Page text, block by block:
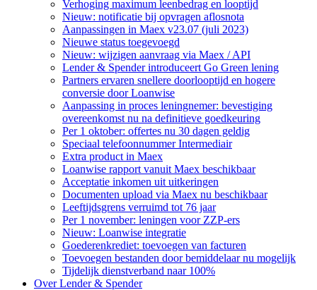
Verhoging maximum leenbedrag en looptijd
Nieuw: notificatie bij opvragen aflosnota
Aanpassingen in Maex v23.07 (juli 2023)
Nieuwe status toegevoegd
Nieuw: wijzigen aanvraag via Maex / API
Lender & Spender introduceert Go Green lening
Partners ervaren snellere doorlooptijd en hogere
conversie door Loanwise
Aanpassing in proces leningnemer: bevestiging
overeenkomst nu na definitieve goedkeuring
Per 1 oktober: offertes nu 30 dagen geldig
Speciaal telefoonnummer Intermediair
Extra product in Maex
Loanwise rapport vanuit Maex beschikbaar
Acceptatie inkomen uit uitkeringen
Documenten upload via Maex nu beschikbaar
Leeftijdsgrens verruimd tot 76 jaar
Per 1 november: leningen voor ZZP-ers
Nieuw: Loanwise integratie
Goederenkrediet: toevoegen van facturen
Toevoegen bestanden door bemiddelaar nu mogelijk
Tijdelijk dienstverband naar 100%
Over Lender & Spender